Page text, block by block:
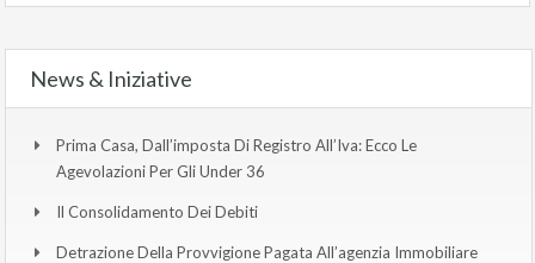
News & Iniziative
Prima Casa, Dall’imposta Di Registro All’Iva: Ecco Le
Agevolazioni Per Gli Under 36
Il Consolidamento Dei Debiti
Detrazione Della Provvigione Pagata All’agenzia Immobiliare